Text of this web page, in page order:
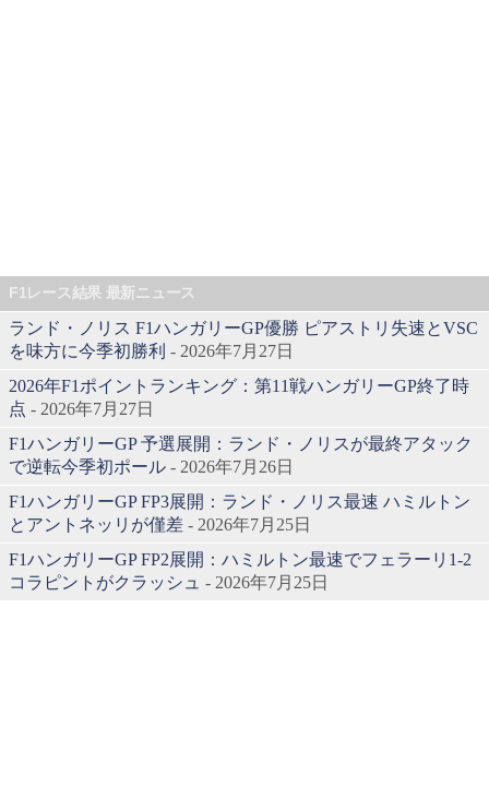
F1レース結果 最新ニュース
ランド・ノリス F1ハンガリーGP優勝 ピアストリ失速とVSC
を味方に今季初勝利 - 2026年7月27日
2026年F1ポイントランキング：第11戦ハンガリーGP終了時
点 - 2026年7月27日
F1ハンガリーGP 予選展開：ランド・ノリスが最終アタック
で逆転今季初ポール - 2026年7月26日
F1ハンガリーGP FP3展開：ランド・ノリス最速 ハミルトン
とアントネッリが僅差 - 2026年7月25日
F1ハンガリーGP FP2展開：ハミルトン最速でフェラーリ1-2
コラピントがクラッシュ - 2026年7月25日